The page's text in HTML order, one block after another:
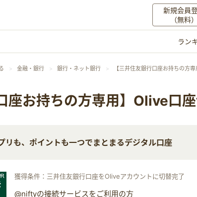
新規会員
（無料）
その他
お知らせ
初心者ガイド
ラン
金融・銀行 銀行・ネット銀行 【三井住友銀行口座お持ちの方
座お持ちの方専用】Olive口
リも、ポイントも一つでまとまるデジタル口座
獲得条件：三井住友銀行口座をOliveアカウントに切替完了
@niftyの接続サービスをご利用の方